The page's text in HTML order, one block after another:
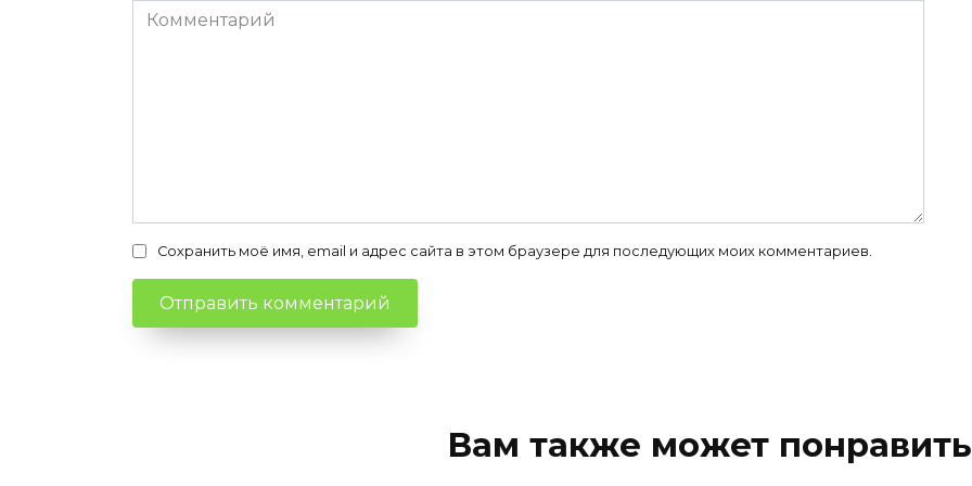
Комментарий
Сохранить моё имя, email и адрес сайта в этом браузере для последующих моих комментариев.
Вам также может